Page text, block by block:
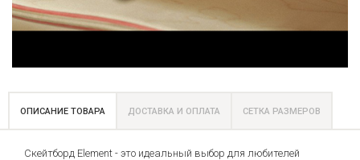
ОПИСАНИЕ ТОВАРА ДОСТАВКА И ОПЛАТА СЕТКА РАЗМЕРОВ
Скейтборд Element - это идеальный выбор для любителей